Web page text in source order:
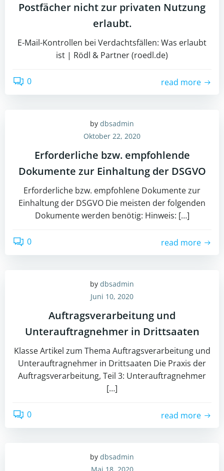
Postfächer nicht zur privaten Nutzung
erlaubt.
E-Mail-Kontrollen bei Verdachtsfällen: Was erlaubt
ist | Rödl & Partner (roedl.de)
0 read more
by dbsadmin
Oktober 22, 2020
Erforderliche bzw. empfohlende
Dokumente zur Einhaltung der DSGVO
Erforderliche bzw. empfohlene Dokumente zur
Einhaltung der DSGVO Die meisten der folgenden
Dokumente werden benötig: Hinweis: […]
0 read more
by dbsadmin
Juni 10, 2020
Auftragsverarbeitung und
Unterauftragnehmer in Drittsaaten
Klasse Artikel zum Thema Auftragsverarbeitung und
Unterauftragnehmer in Drittsaaten Die Praxis der
Auftragsverarbeitung, Teil 3: Unterauftragnehmer
[…]
0 read more
by dbsadmin